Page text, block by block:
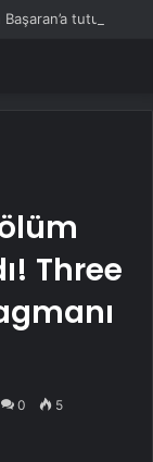
Three
0 5